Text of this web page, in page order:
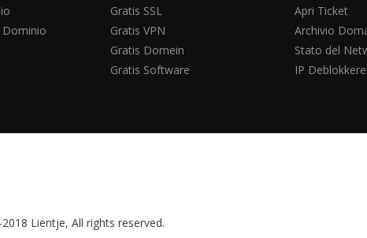
Gratis Software
IP Deblokkeren